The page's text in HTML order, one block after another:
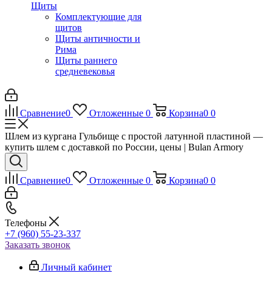
Щиты
Комплектующие для
щитов
Щиты античности и
Рима
Щиты раннего
средневековья
Сравнение0 Отложенные 0 Корзина0 0
Шлем из кургана Гульбище с простой латунной пластиной —
купить шлем с доставкой по России, цены | Bulan Armory
Сравнение0 Отложенные 0 Корзина0 0
Телефоны
+7 (960) 55-23-337
Заказать звонок
Личный кабинет